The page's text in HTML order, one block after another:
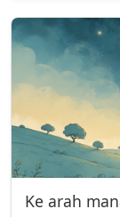
Ke arah